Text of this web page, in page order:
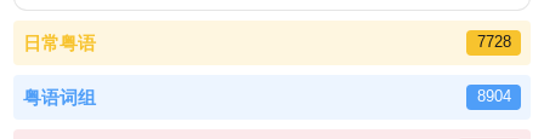
日常粤语 7728
粤语词组 8904